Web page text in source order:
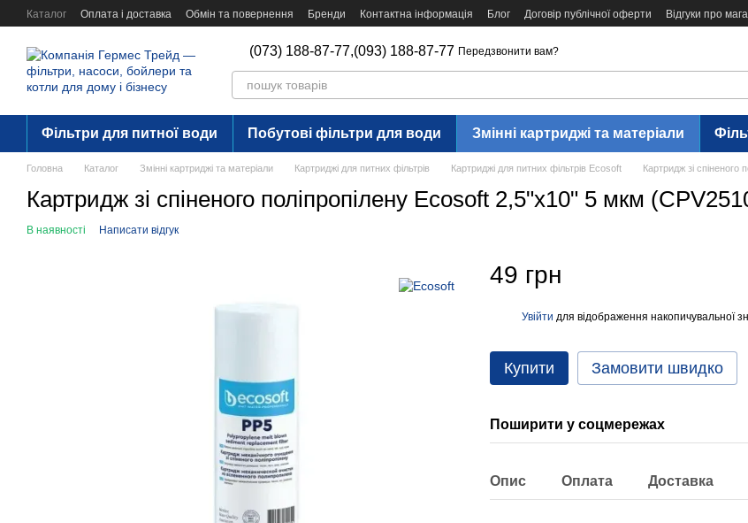
Перейти до основного контенту
Каталог Оплата і доставка Обмін та повернення Бренди Контактна інформація Блог Договір публічної оферти Відгуки про
(073) 188-87-77,(093) 188-87-77 Передзвонити вам?
Фільтри для питної води Побутові фільтри для води Змінні картриджі та матеріали
Головна Каталог Змінні картриджі та матеріали Картриджі для питних фільтрів Картриджі для питних фільтрів Ecosoft Картридж зі
Картридж зі спіненого поліпропілену Ecosoft 2,5"x10" 5 мкм
В наявності Написати відгук
49 грн
Увійти для відображення накопичувальної
Купити Замовити швидко
Поширити у соцмережах
Опис Оплата Доставка